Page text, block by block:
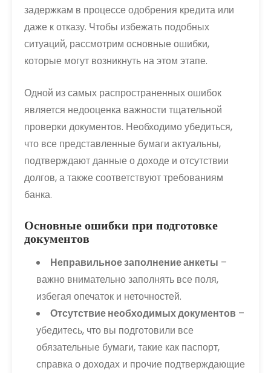
задержкам в процессе одобрения кредита или
даже к отказу. Чтобы избежать подобных
ситуаций, рассмотрим основные ошибки,
которые могут возникнуть на этом этапе.
Одной из самых распространенных ошибок
является недооценка важности тщательной
проверки документов. Необходимо убедиться,
что все представленные бумаги актуальны,
подтверждают данные о доходе и отсутствии
долгов, а также соответствуют требованиям
банка.
Основные ошибки при подготовке
документов
Неправильное заполнение анкеты –
важно внимательно заполнять все поля,
избегая опечаток и неточностей.
Отсутствие необходимых документов –
убедитесь, что вы подготовили все
обязательные бумаги, такие как паспорт,
справка о доходах и прочие подтверждающие